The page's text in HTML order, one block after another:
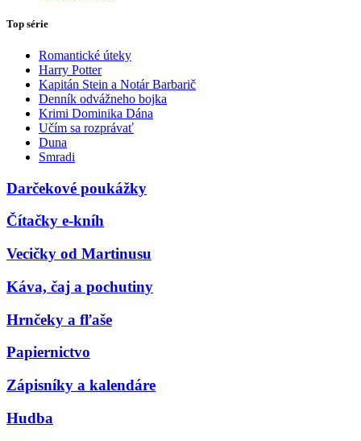
Top série
Romantické úteky
Harry Potter
Kapitán Stein a Notár Barbarič
Denník odvážneho bojka
Krimi Dominika Dána
Učím sa rozprávať
Duna
Smradi
Darčekové poukážky
Čítačky e-kníh
Vecičky od Martinusu
Káva, čaj a pochutiny
Hrnčeky a fľaše
Papiernictvo
Zápisníky a kalendáre
Hudba